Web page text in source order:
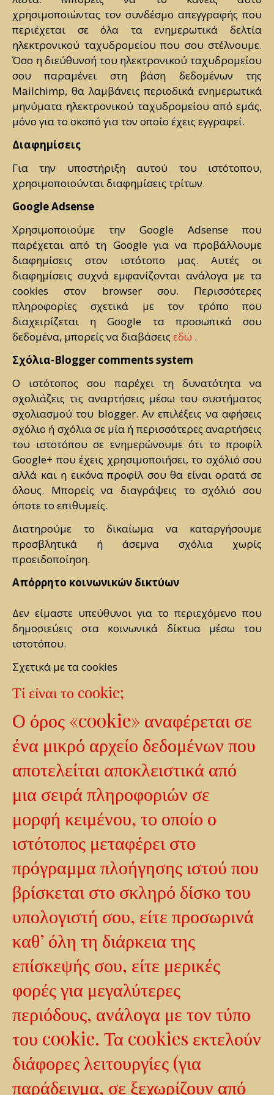
χρησιμοποιώντας τον συνδέσμο απεγγραφής που
περιέχεται σε όλα τα ενημερωτικά δελτία
ηλεκτρονικού ταχυδρομείου που σου στέλνουμε.
Όσο η διεύθυνσή του ηλεκτρονικού ταχυδρομείου
σου παραμένει στη βάση δεδομένων της
Mailchimp, θα λαμβάνεις περιοδικά ενημερωτικά
μηνύματα ηλεκτρονικού ταχυδρομείου από εμάς,
μόνο για το σκοπό για τον οποίο έχεις εγγραφεί.
Διαφημίσεις
Για την υποστήριξη αυτού του ιστότοπου,
χρησιμοποιούνται διαφημίσεις τρίτων.
Google Adsense
Χρησιμοποιούμε την Google Adsense που
παρέχεται από τη Google για να προβάλλουμε
διαφημίσεις στον ιστότοπο μας. Αυτές οι
διαφημίσεις συχνά εμφανίζονται ανάλογα με τα
cookies στον browser σου. Περισσότερες
πληροφορίες σχετικά με τον τρόπο που
διαχειρίζεται η Google τα προσωπικά σου
δεδομένα, μπορείς να διαβάσεις εδώ .
Σχόλια-Blogger comments system
Ο ιστότοπος σου παρέχει τη δυνατότητα να
σχολιάζεις τις αναρτήσεις μέσω του συστήματος
σχολιασμού του blogger. Αν επιλέξεις να αφήσεις
σχόλιο ή σχόλια σε μία ή περισσότερες αναρτήσεις
του ιστοτόπου σε ενημερώνουμε ότι το προφίλ
Google+ που έχεις χρησιμοποιήσει, το σχόλιό σου
αλλά και η εικόνα προφίλ σου θα είναι ορατά σε
όλους. Μπορείς να διαγράψεις το σχόλιό σου
όποτε το επιθυμείς.
Διατηρούμε το δικαίωμα να καταργήσουμε
προσβλητικά ή άσεμνα σχόλια χωρίς
προειδοποίηση.
Απόρρητο κοινωνικών δικτύων
Δεν είμαστε υπεύθυνοι για το περιεχόμενο που
δημοσιεύεις στα κοινωνικά δίκτυα μέσω του
ιστοτόπου.
Σχετικά με τα cookies
Τί είναι το cookie;
Ο όρος «cookie» αναφέρεται σε
ένα μικρό αρχείο δεδομένων που
αποτελείται αποκλειστικά από
μια σειρά πληροφοριών σε
μορφή κειμένου, το οποίο ο
ιστότοπος μεταφέρει στο
πρόγραμμα πλοήγησης ιστού που
βρίσκεται στο σκληρό δίσκο του
υπολογιστή σου, είτε προσωρινά
καθ’ όλη τη διάρκεια της
επίσκεψής σου, είτε μερικές
φορές για μεγαλύτερες
περιόδους, ανάλογα με τον τύπο
του cookie. Τα cookies εκτελούν
διάφορες λειτουργίες (για
παράδειγμα, σε ξεχωρίζουν από